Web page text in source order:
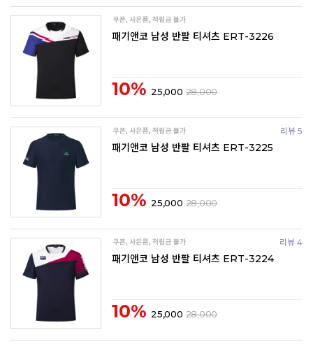
패기앤코 남성 반팔 티셔츠 ERT-3226
10% 25,000 28,000
리뷰 5
패기앤코 남성 반팔 티셔츠 ERT-3225
10% 25,000 28,000
리뷰 4
패기앤코 남성 반팔 티셔츠 ERT-3224
10% 25,000 28,000